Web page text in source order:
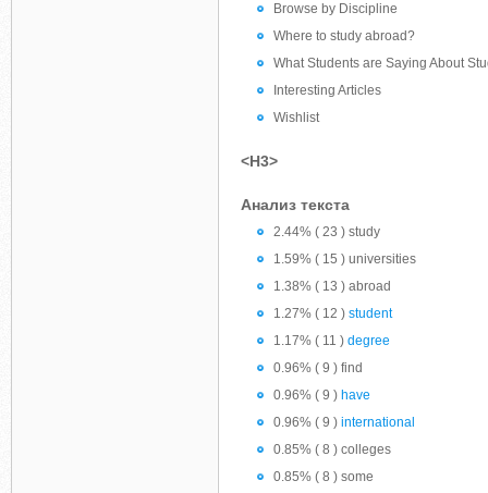
Browse by Discipline
Where to study abroad?
What Students are Saying About
Interesting Articles
Wishlist
<H3>
Анализ текста
2.44% ( 23 ) study
1.59% ( 15 ) universities
1.38% ( 13 ) abroad
1.27% ( 12 ) student
1.17% ( 11 ) degree
0.96% ( 9 ) find
0.96% ( 9 ) have
0.96% ( 9 ) international
0.85% ( 8 ) colleges
0.85% ( 8 ) some